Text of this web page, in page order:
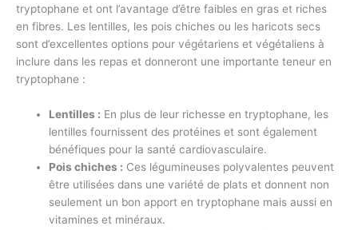
tryptophane et ont l’avantage d’être faibles en gras et riches
en fibres. Les lentilles, les pois chiches ou les haricots secs
sont d’excellentes options pour végétariens et végétaliens à
inclure dans les repas et donneront une importante teneur en
tryptophane :
Lentilles : En plus de leur richesse en tryptophane, les
lentilles fournissent des protéines et sont également
bénéfiques pour la santé cardiovasculaire.
Pois chiches : Ces légumineuses polyvalentes peuvent
être utilisées dans une variété de plats et donnent non
seulement un bon apport en tryptophane mais aussi en
vitamines et minéraux.